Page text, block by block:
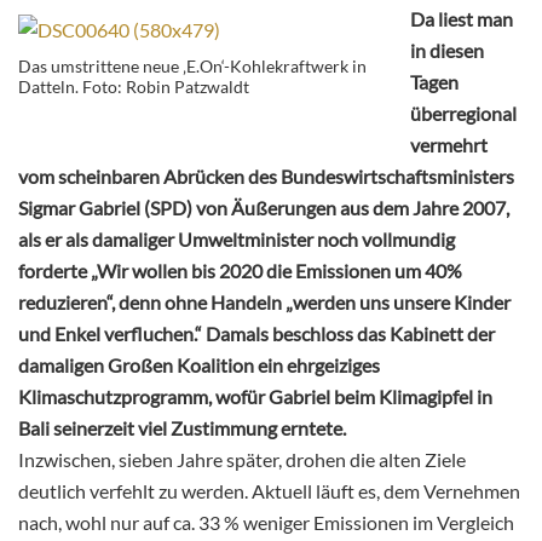
Das umstrittene neue ‚E.On‘-Kohlekraftwerk in
Datteln. Foto: Robin Patzwaldt
Da liest man
in diesen
Tagen
überregional
vermehrt
vom scheinbaren Abrücken des Bundeswirtschaftsministers
Sigmar Gabriel (SPD) von Äußerungen aus dem Jahre 2007,
als er als damaliger Umweltminister noch vollmundig
forderte „Wir wollen bis 2020 die Emissionen um 40%
reduzieren“, denn ohne Handeln „werden uns unsere Kinder
und Enkel verfluchen.“ Damals beschloss das Kabinett der
damaligen Großen Koalition ein ehrgeiziges
Klimaschutzprogramm, wofür Gabriel beim Klimagipfel in
Bali seinerzeit viel Zustimmung erntete.
Inzwischen, sieben Jahre später, drohen die alten Ziele
deutlich verfehlt zu werden. Aktuell läuft es, dem Vernehmen
nach, wohl nur auf ca. 33 % weniger Emissionen im Vergleich